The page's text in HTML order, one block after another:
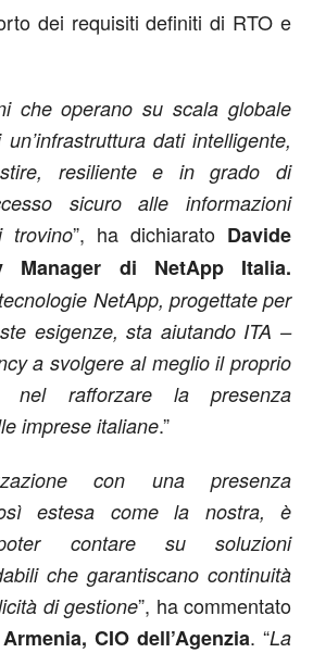
dei requisiti definiti di RTO e
che operano su scala globale
dati intelligente,
resiliente e in grado di
sicuro alle informazioni
trovino”, ha dichiarato Davide
Manager di NetApp Italia.
NetApp, progettate per
esigenze, sta aiutando ITA –
a svolgere al meglio il proprio
nel rafforzare la presenza
imprese italiane.”
con una presenza
estesa come la nostra, è
contare su soluzioni
che garantiscano continuità
di gestione”, ha commentato
CIO dell’Agenzia. “La